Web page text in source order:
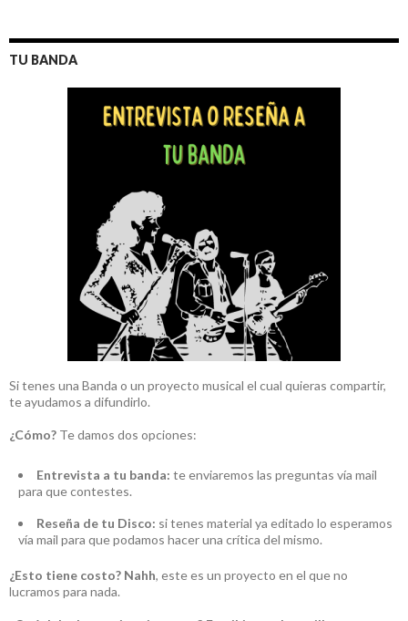
TU BANDA
Si tenes una Banda o un proyecto musical el cual quieras compartir,
te ayudamos a difundirlo.
¿Cómo? Te damos dos opciones:
Entrevista a tu banda: te enviaremos las preguntas vía mail
para que contestes.
Reseña de tu Disco: si tenes material ya editado lo esperamos
vía mail para que podamos hacer una crítica del mismo.
¿Esto tiene costo? Nahh, este es un proyecto en el que no
lucramos para nada.